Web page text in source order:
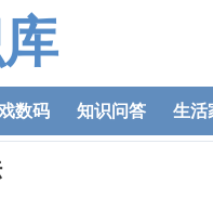
数码 知识问答 生活